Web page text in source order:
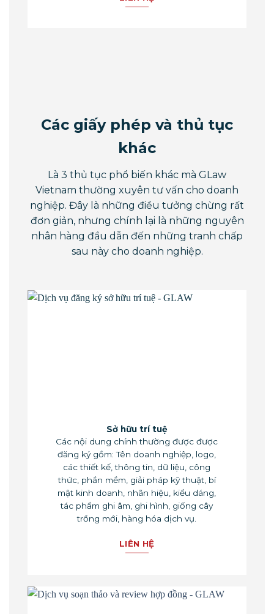
Các giấy phép và thủ tục
khác
Là 3 thủ tục phổ biến khác mà GLaw
Vietnam thường xuyên tư vấn cho doanh
nghiệp. Đây là những điều tưởng chừng rất
đơn giản, nhưng chính lại là những nguyên
nhân hàng đầu dẫn đến những tranh chấp
sau này cho doanh nghiệp.
Sở hữu trí tuệ
Các nội dung chính thường được được
đăng ký gồm: Tên doanh nghiệp, logo,
các thiết kế, thông tin, dữ liệu, công
thức, phần mềm, giải pháp kỹ thuật, bí
mật kinh doanh, nhãn hiệu, kiểu dáng,
tác phẩm ghi âm, ghi hình, giống cây
trồng mới, hàng hóa dịch vụ.
LIÊN HỆ